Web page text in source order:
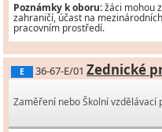
Poznámky k oboru:žáci mohou
zahraničí, účast na
pracovním prostředí.
E 36-67-E/01 Zednické
Zaměření nebo Školní vzdělávací